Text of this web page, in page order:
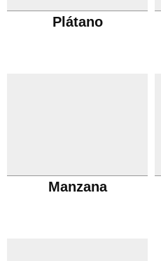
Plátano
Manzana